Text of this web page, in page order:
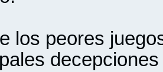
los peores